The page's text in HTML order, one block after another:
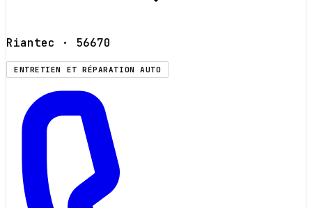
Riantec · 56670
ENTRETIEN ET RÉPARATION AUTO